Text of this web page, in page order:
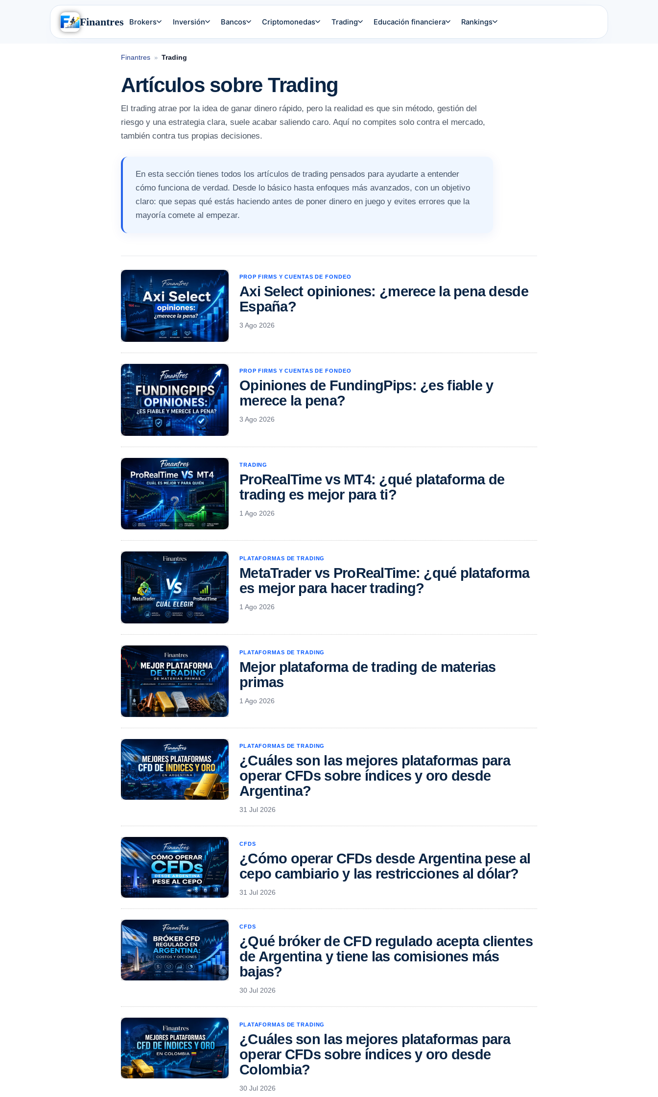
Finantres Brokers Inversión Bancos Criptomonedas Trading Educación financiera Rankings
Finantres » Trading
Artículos sobre Trading
El trading atrae por la idea de ganar dinero rápido, pero la realidad es que sin método, gestión del
riesgo y una estrategia clara, suele acabar saliendo caro. Aquí no compites solo contra el mercado,
también contra tus propias decisiones.
En esta sección tienes todos los artículos de trading pensados para ayudarte a entender
cómo funciona de verdad. Desde lo básico hasta enfoques más avanzados, con un objetivo
claro: que sepas qué estás haciendo antes de poner dinero en juego y evites errores que la
mayoría comete al empezar.
PROP FIRMS Y CUENTAS DE FONDEO
Axi Select opiniones: ¿merece la pena desde
España?
3 Ago 2026
PROP FIRMS Y CUENTAS DE FONDEO
Opiniones de FundingPips: ¿es fiable y
merece la pena?
3 Ago 2026
TRADING
ProRealTime vs MT4: ¿qué plataforma de
trading es mejor para ti?
1 Ago 2026
PLATAFORMAS DE TRADING
MetaTrader vs ProRealTime: ¿qué plataforma
es mejor para hacer trading?
1 Ago 2026
PLATAFORMAS DE TRADING
Mejor plataforma de trading de materias
primas
1 Ago 2026
PLATAFORMAS DE TRADING
¿Cuáles son las mejores plataformas para
operar CFDs sobre índices y oro desde
Argentina?
31 Jul 2026
CFDS
¿Cómo operar CFDs desde Argentina pese al
cepo cambiario y las restricciones al dólar?
31 Jul 2026
CFDS
¿Qué bróker de CFD regulado acepta clientes
de Argentina y tiene las comisiones más
bajas?
30 Jul 2026
PLATAFORMAS DE TRADING
¿Cuáles son las mejores plataformas para
operar CFDs sobre índices y oro desde
Colombia?
30 Jul 2026